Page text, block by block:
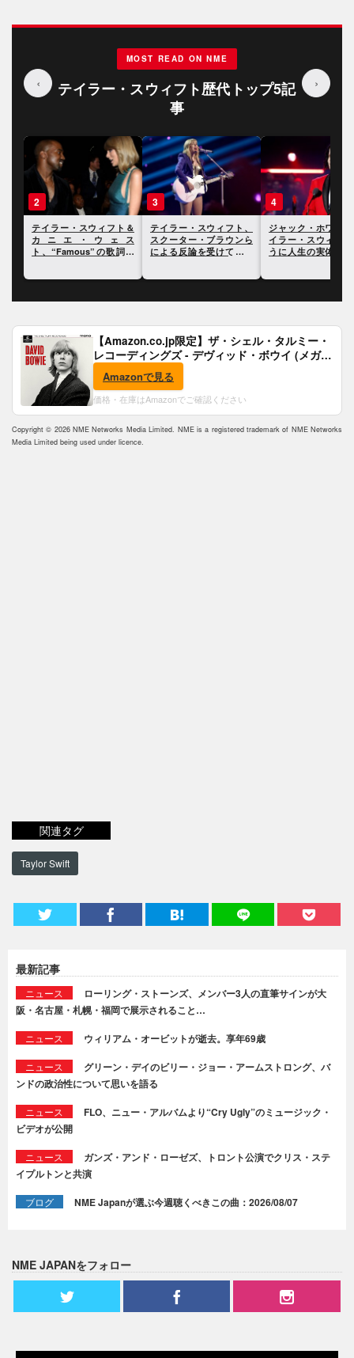
‹
MOST READ ON NME
テイラー・スウィフト歴代トップ5記
事
›
3
テイラー・スウィフト、
スクーター・ブラウンら
による反論を受けてさら
4
ジャック・ホワイト、テ
イラー・スウィフトのよ
うに人生の実体験を歌詞
5
テイラー・スウィ
ドキュメンタリー
ー中に経験した二
【Amazon.co.jp限定】ザ・シェル・タルミー・
レコーディングズ - デヴィッド・ボウイ (メガジ
ャケ付)
Amazonで見る
価格・在庫はAmazonでご確認ください
Copyright © 2026 NME Networks Media Limited. NME is a registered trademark of NME Networks
Media Limited being used under licence.
関連タグ
Taylor Swift
最新記事
ニュース
ローリング・ストーンズ、メンバー3人の直筆サインが大
阪・名古屋・札幌・福岡で展示されること…
ニュース ウィリアム・オービットが逝去。享年69歳
ニュース
グリーン・デイのビリー・ジョー・アームストロング、バ
ンドの政治性について思いを語る
ニュース
FLO、ニュー・アルバムより“Cry Ugly”のミュージック・
ビデオが公開
ニュース
ガンズ・アンド・ローゼズ、トロント公演でクリス・ステ
イプルトンと共演
ブログ NME Japanが選ぶ今週聴くべきこの曲：2026/08/07
NME JAPANをフォロー